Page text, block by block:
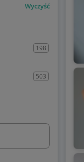
Wyczyść
198
503